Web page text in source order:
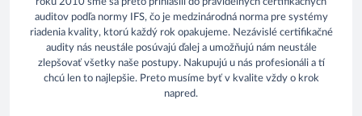
auditov podľa normy IFS, čo je medzinárodná norma pre systémy
riadenia kvality, ktorú každý rok opakujeme. Nezávislé certifikačné
audity nás neustále posúvajú ďalej a umožňujú nám neustále
zlepšovať všetky naše postupy. Nakupujú u nás profesionáli a tí
chcú len to najlepšie. Preto musíme byť v kvalite vždy o krok
napred.